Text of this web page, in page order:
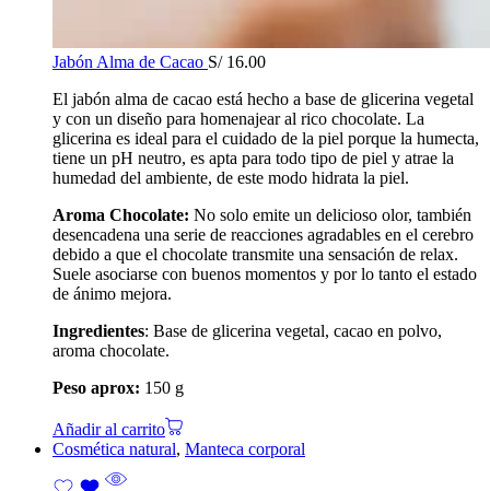
Jabón Alma de Cacao S/16.00
El jabón alma de cacao está hecho a base de glicerina vegetal
y con un diseño para homenajear al rico chocolate. La
glicerina es ideal para el cuidado de la piel porque la humecta,
tiene un pH neutro, es apta para todo tipo de piel y atrae la
humedad del ambiente, de este modo hidrata la piel.
Aroma Chocolate: No solo emite un delicioso olor, también
desencadena una serie de reacciones agradables en el cerebro
debido a que el chocolate transmite una sensación de relax.
Suele asociarse con buenos momentos y por lo tanto el estado
de ánimo mejora.
Ingredientes: Base de glicerina vegetal, cacao en polvo,
aroma chocolate.
Peso aprox: 150 g
Añadir al carrito
Cosmética natural, Manteca corporal